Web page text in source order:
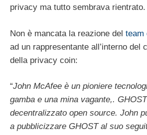
privacy ma tutto sembrava rientrato.
Non è mancata la reazione del team
ad un rappresentante all’interno del
della privacy coin:
“John McAfee è un pioniere
gamba e una mina vagante,.
decentralizzato open source. John
a pubblicizzare GHOST al suo